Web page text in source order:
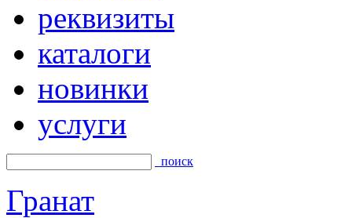
реквизиты
каталоги
новинки
услуги
поиск
Гранат